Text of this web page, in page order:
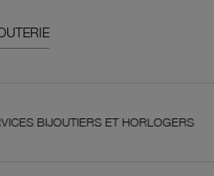
ET HORLOGERS